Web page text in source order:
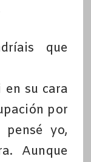
que
su cara
por
pensé yo,
Aunque